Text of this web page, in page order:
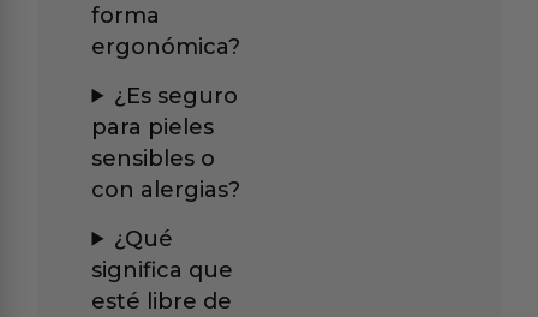
forma
ergonómica?
¿Es seguro
para pieles
sensibles o
con alergias?
¿Qué
significa que
esté libre de